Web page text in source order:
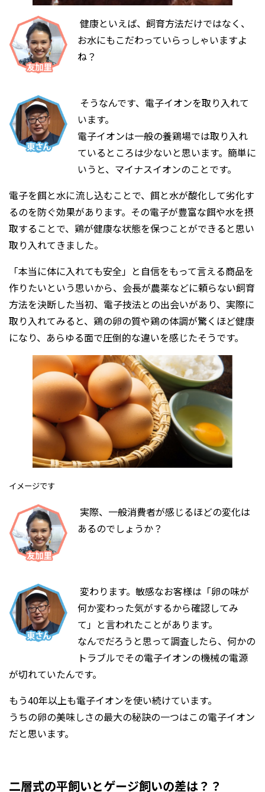
健康といえば、飼育方法だけではなく、
お水にもこだわっていらっしゃいますよ
ね？
そうなんです、電子イオンを取り入れて
います。
電子イオンは一般の養鶏場では取り入れ
ているところは少ないと思います。簡単に
いうと、マイナスイオンのことです。
電子を餌と水に流し込むことで、餌と水が酸化して劣化す
るのを防ぐ効果があります。その電子が豊富な餌や水を摂
取することで、鶏が健康な状態を保つことができると思い
取り入れてきました。
「本当に体に入れても安全」と自信をもって言える商品を
作りたいという思いから、会長が農薬などに頼らない飼育
方法を決断した当初、電子技法との出会いがあり、実際に
取り入れてみると、鶏の卵の質や鶏の体調が驚くほど健康
になり、あらゆる面で圧倒的な違いを感じたそうです。
イメージです
実際、一般消費者が感じるほどの変化は
あるのでしょうか？
変わります。敏感なお客様は「卵の味が
何か変わった気がするから確認してみ
て」と言われたことがあります。
なんでだろうと思って調査したら、何かの
トラブルでその電子イオンの機械の電源
が切れていたんです。
もう40年以上も電子イオンを使い続けています。
うちの卵の美味しさの最大の秘訣の一つはこの電子イオン
だと思います。
二層式の平飼いとゲージ飼いの差は？？